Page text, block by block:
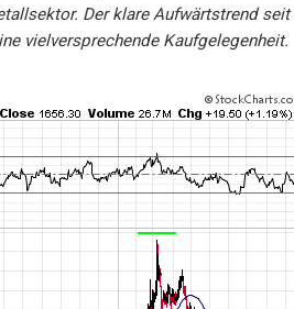
Der klare Aufwärtstrend
vielversprechende Kaufgelegenheit.